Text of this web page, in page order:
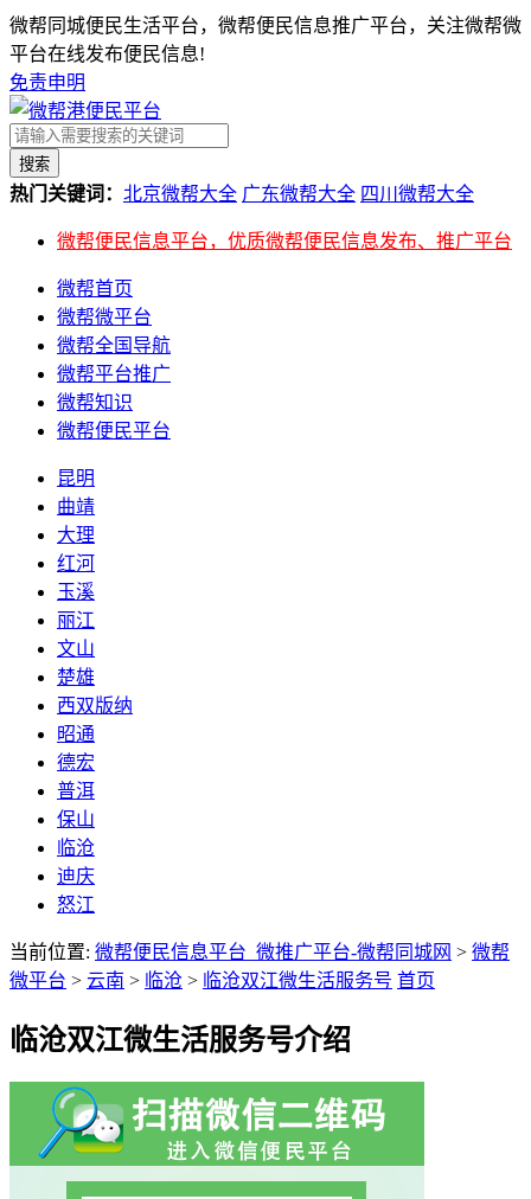
微帮同城便民生活平台，微帮便民信息推广平台，关注微帮微
平台在线发布便民信息!
免责申明
搜索
热门关键词： 北京微帮大全 广东微帮大全 四川微帮大全
微帮便民信息平台，优质微帮便民信息发布、推广平台
微帮首页
微帮微平台
微帮全国导航
微帮平台推广
微帮知识
微帮便民平台
昆明
曲靖
大理
红河
玉溪
丽江
文山
楚雄
西双版纳
昭通
德宏
普洱
保山
临沧
迪庆
怒江
当前位置: 微帮便民信息平台_微推广平台-微帮同城网 > 微帮
微平台 > 云南 > 临沧 > 临沧双江微生活服务号 首页
临沧双江微生活服务号介绍